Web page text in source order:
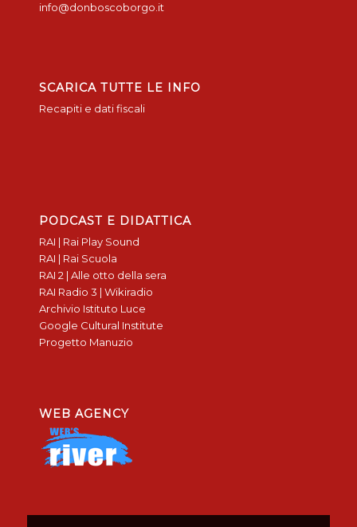
info@donboscoborgo.it
SCARICA TUTTE LE INFO
Recapiti e dati fiscali
PODCAST E DIDATTICA
RAI | Rai Play Sound
RAI | Rai Scuola
RAI 2 | Alle otto della sera
RAI Radio 3 | Wikiradio
Archivio Istituto Luce
Google Cultural Institute
Progetto Manuzio
WEB AGENCY